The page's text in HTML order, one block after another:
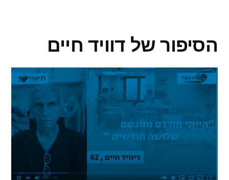
הסיפור של דוויד חיים